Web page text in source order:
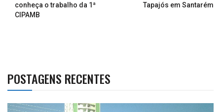
conheça o trabalho da 1ª
CIPAMB
Tapajós em Santarém
POSTAGENS RECENTES